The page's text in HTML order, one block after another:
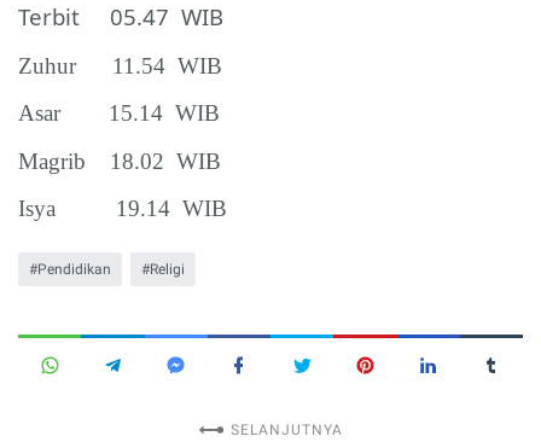
Terbit 05.47 WIB
Zuhur 11.54 WIB
Asar 15.14 WIB
Magrib 18.02 WIB
Isya 19.14 WIB
Pendidikan Religi
SELANJUTNYA